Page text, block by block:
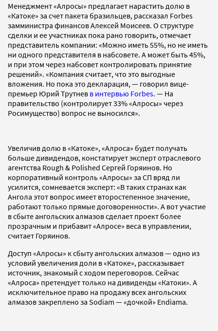
Менеджмент «Алросы» предлагает нарастить долю в
«Катоке» за счет пакета бразильцев, рассказал Forbes
замминистра финансов Алексей Моисеев. О структуре
сделки и ее участниках пока рано говорить, отмечает
представитель компании: «Можно иметь 55%, но не иметь
ни одного представителя в набсовете. А может быть 45%,
и при этом через набсовет контролировать принятие
решений». «Компания считает, что это выгодные
вложения. Но пока это декларация, — говорил вице-
премьер Юрий Трутнев в интервью Forbes. — На
правительство (контролирует 33% «Алросы» через
Росимущество) вопрос не выносился».
Увеличив долю в «Катоке», «Алроса» будет получать
больше дивидендов, констатирует эксперт отраслевого
агентства Rough & Polished Сергей Горяинов. Но
корпоративный контроль «Алросы» за СП вряд ли
усилится, сомневается эксперт: «В таких странах как
Ангола этот вопрос имеет второстепенное значение,
работают только прямые договоренности». А вот участие
в сбыте ангольских алмазов сделает проект более
прозрачным и прибавит «Алросе» веса в управлении,
считает Горяинов.
Доступ «Алросы» к сбыту ангольских алмазов — одно из
условий увеличения доли в «Катоке», рассказывает
источник, знакомый с ходом переговоров. Сейчас
«Алроса» претендует только на дивиденды «Катоки». А
исключительное право на продажу всех ангольских
алмазов закреплено за Sodiam — «дочкой» Endiama.